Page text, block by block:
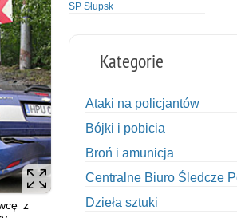
z
SP Słupsk
Kategorie
Ataki na policjantów
Bójki i pobicia
Broń i amunicja
Centralne Biuro Śledcze
Dzieła sztuki